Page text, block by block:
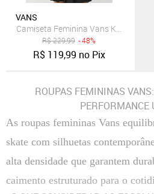
VANS
Camiseta Feminina Vans Knit
R$229,99 - 48%
R$ 119,99 no Pix
ROUPAS FEMININAS
PERFORMANCE
As roupas femininas Vans
skate com silhuetas
alta densidade que garantem
caimento estruturado para o